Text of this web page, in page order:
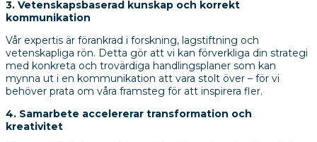
3. Vetenskapsbaserad kunskap och korrekt
kommunikation
Vår expertis är förankrad i forskning, lagstiftning och
vetenskapliga rön. Detta gör att vi kan förverkliga din strategi
med konkreta och trovärdiga handlingsplaner som kan
mynna ut i en kommunikation att vara stolt över – för vi
behöver prata om våra framsteg för att inspirera fler.
4. Samarbete accelererar transformation och
kreativitet